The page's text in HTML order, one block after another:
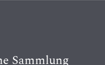
Sammlung